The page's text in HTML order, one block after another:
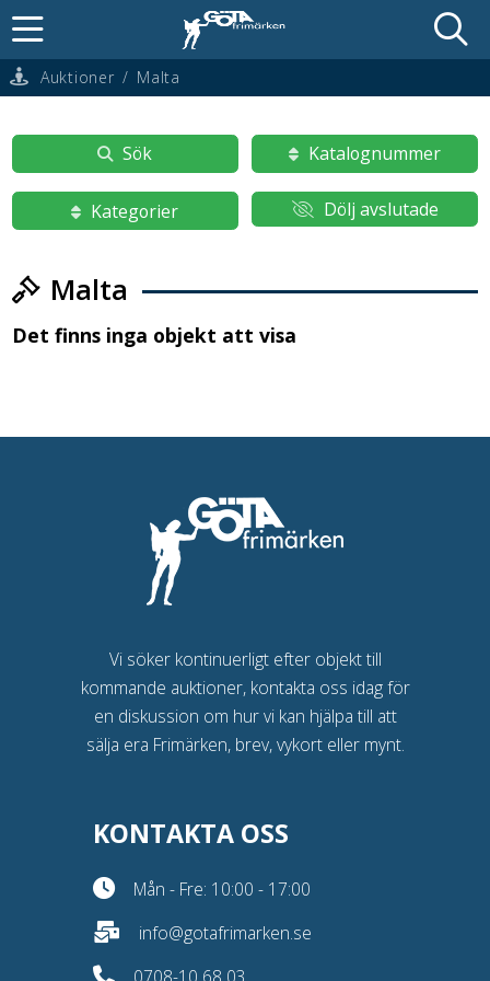
Auktioner / Malta
Sök Katalognummer
Kategorier Dölj avslutade
Malta
Det finns inga objekt att visa
Vi söker kontinuerligt efter objekt till
kommande auktioner, kontakta oss idag för
en diskussion om hur vi kan hjälpa till att
sälja era Frimärken, brev, vykort eller mynt.
KONTAKTA OSS
Mån - Fre: 10:00 - 17:00
info@gotafrimarken.se